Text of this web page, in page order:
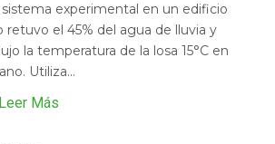
sistema experimental en un edificio
retuvo el 45% del agua de lluvia y
la temperatura de la losa 15°C en
Utiliza...
Leer Más